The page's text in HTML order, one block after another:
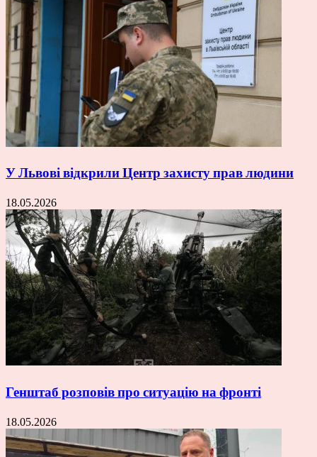
У Львові відкрили Центр захисту прав людини
18.05.2026
Генштаб розповів про ситуацію на фронті
18.05.2026